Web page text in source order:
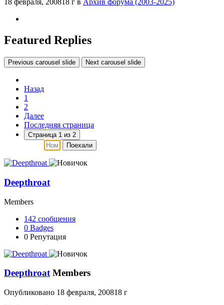
18 февраля, 200818 г в Архив форума (2003-2025)
Featured Replies
Previous carousel slide Next carousel slide
Назад
1
2
Далее
Последняя страница
Страница 1 из 2
Поехали
Deepthroat
Members
142 сообщения
0 Badges
0 Репутация
Deepthroat Members
Опубликовано 18 февраля, 200818 г